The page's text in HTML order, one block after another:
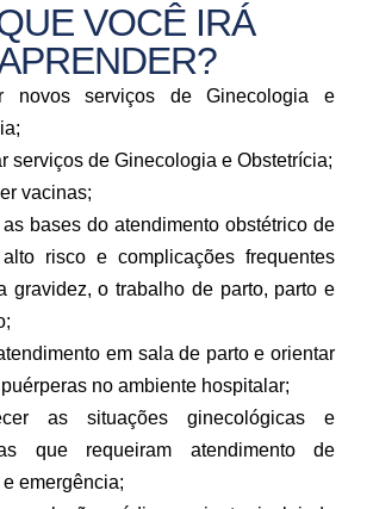
VOCÊ IRÁ
novos serviços de Ginecologia e
serviços de Ginecologia e Obstetrícia;
vacinas;
as bases do atendimento obstétrico de
risco e complicações frequentes
gravidez, o trabalho de parto, parto e
em sala de parto e orientar
no ambiente hospitalar;
as situações ginecológicas e
que requeiram atendimento de
emergência;